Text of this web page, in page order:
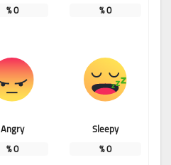
0
%
0
%
Sleepy
0
%
Angry
0
%